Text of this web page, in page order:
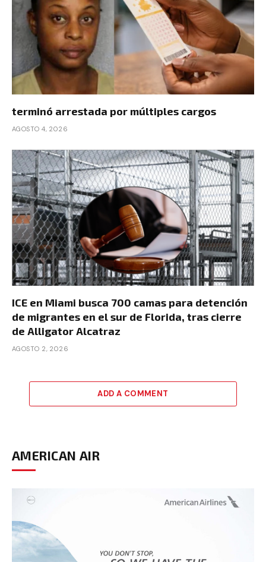
terminó arrestada por múltiples cargos
AGOSTO 4, 2026
ICE en Miami busca 700 camas para detención
de migrantes en el sur de Florida, tras cierre
de Alligator Alcatraz
AGOSTO 2, 2026
ADD A COMMENT
AMERICAN AIR